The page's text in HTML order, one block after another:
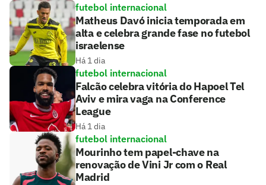
futebol internacional
Matheus Davó inicia temporada em
alta e celebra grande fase no futebol
israelense
Há 1 dia
futebol internacional
Falcão celebra vitória do Hapoel Tel
Aviv e mira vaga na Conference
League
Há 1 dia
futebol internacional
Mourinho tem papel-chave na
renovação de Vini Jr com o Real
Madrid